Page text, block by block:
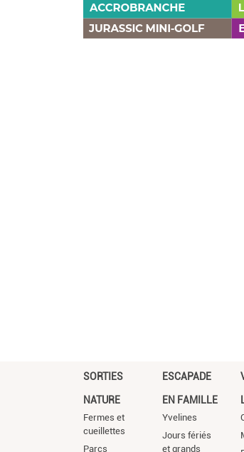
SORTIES
NATURE
Fermes et
cueillettes
Parcs
ESCAPADE
EN FAMILLE
Yvelines
Jours fériés
et grands